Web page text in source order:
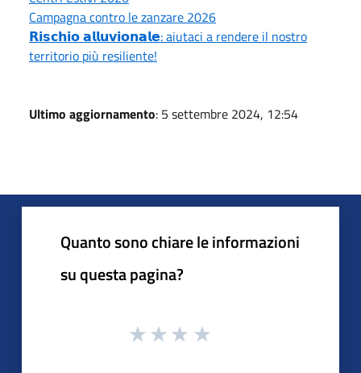
Campagna contro le zanzare 2026
𝗥𝗶𝘀𝗰𝗵𝗶𝗼 𝗮𝗹𝗹𝘂𝘃𝗶𝗼𝗻𝗮𝗹𝗲: aiutaci a rendere il nostro
territorio più resiliente!
Ultimo aggiornamento: 5 settembre 2024, 12:54
Quanto sono chiare le informazioni
su questa pagina?